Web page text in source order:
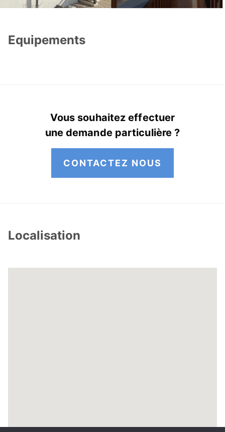
Equipements
Vous souhaitez effectuer
une demande particulière ?
CONTACTEZ NOUS
Localisation